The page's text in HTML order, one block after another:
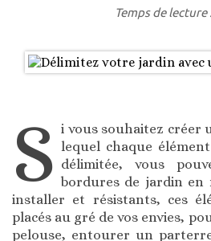
Temps de lecture
S i vous souhaitez créer
lequel chaque
délimitée, vous
bordures de jardin en
installer et résistants, ces
placés au gré de vos envies,
pelouse, entourer un